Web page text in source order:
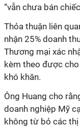
“vẫn chưa bán
Thỏa thuận liên
nhận 25% doanh
Thương mại xác
kèm theo được
khó khăn.
Ông Huang cho
doanh nghiệp Mỹ
không từ bỏ các